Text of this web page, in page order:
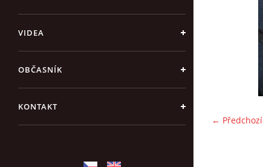
VIDEA
OBČASNÍK
KONTAKT
← Předchozí